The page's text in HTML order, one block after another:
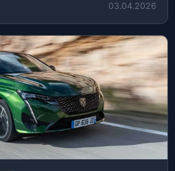
03.04.2026